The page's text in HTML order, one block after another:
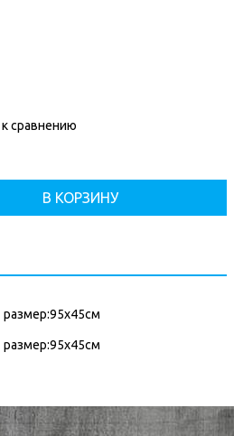
сравнению
В КОРЗИНУ